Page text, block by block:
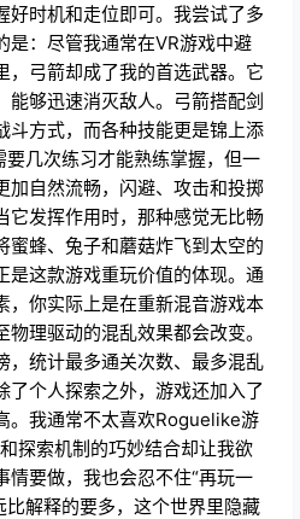
好时机和走位即可。我尝试了多
是：尽管我通常在VR游戏中避
，弓箭却成了我的首选武器。它
能够迅速消灭敌人。弓箭搭配剑
斗方式，而各种技能更是锦上添
要几次练习才能熟练掌握，但一
加自然流畅，闪避、攻击和投掷
它发挥作用时，那种感觉无比畅
蜜蜂、兔子和蘑菇炸飞到太空的
是这款游戏重玩价值的体现。通
，你实际上是在重新混音游戏本
理驱动的混乱效果都会改变。
，统计最多通关次数、最多混乱
了个人探索之外，游戏还加入了
。我通常不太喜欢Roguelike游
探索机制的巧妙结合却让我欲
情要做，我也会忍不住“再玩一
比解释的要多，这个世界里隐藏